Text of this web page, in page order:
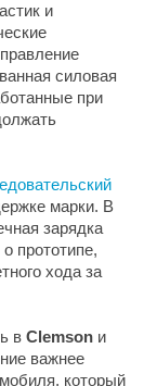
и
силовая
при
марки. В
зарядка
прототипе,
хода за
в Clemson и
важнее
который